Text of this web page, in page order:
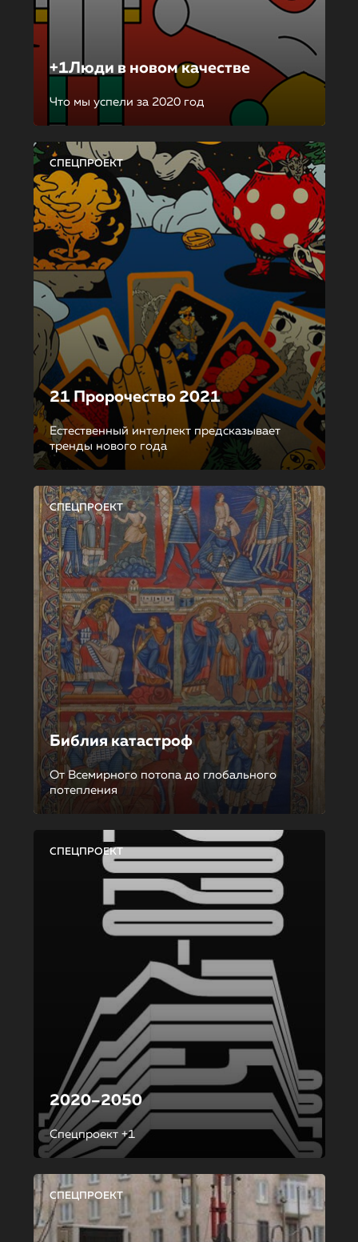
+1Люди в новом качестве
Что мы успели за 2020 год
СПЕЦПРОЕКТ
21 Пророчество 2021
Естественный интеллект предсказывает
тренды нового года
СПЕЦПРОЕКТ
Библия катастроф
От Всемирного потопа до глобального
потепления
СПЕЦПРОЕКТ
2020–2050
Спецпроект +1
СПЕЦПРОЕКТ